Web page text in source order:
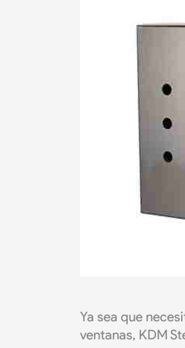
Ya sea que
ventanas, KDM